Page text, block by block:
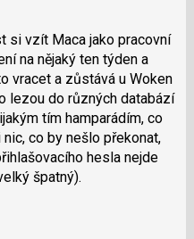
si vzít Maca jako pracovní
na nějaký ten týden a
vracet a zůstává u Woken
lezou do různých databází
tím hamparádím, co
co by nešlo překonat,
hesla nejde
špatný).